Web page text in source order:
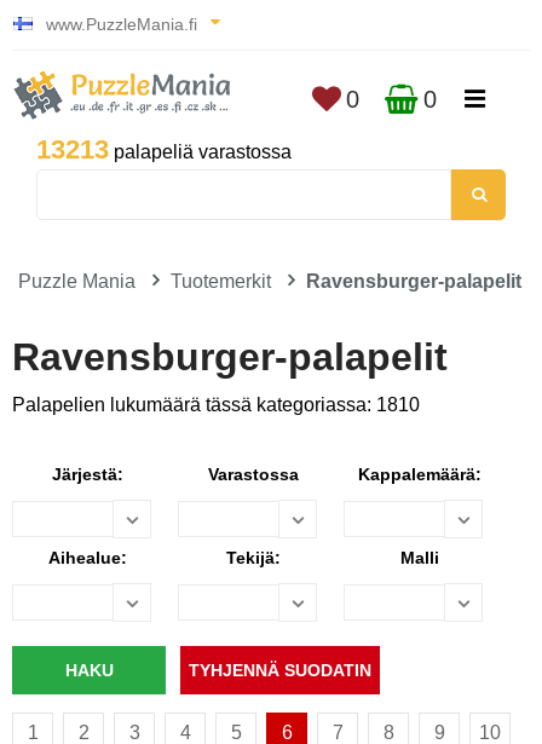
www.PuzzleMania.fi
13213 palapeliä varastossa
0 0
Puzzle Mania Tuotemerkit Ravensburger-palapelit
Ravensburger-palapelit
Palapelien lukumäärä tässä kategoriassa: 1810
Järjestä: Varastossa Kappalemäärä:
Aihealue: Tekijä: Malli
1 2 3 4 5 6 7 8 9 10